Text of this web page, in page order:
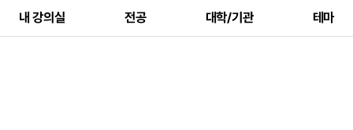
내 강의실 전공 대학/기관 테마